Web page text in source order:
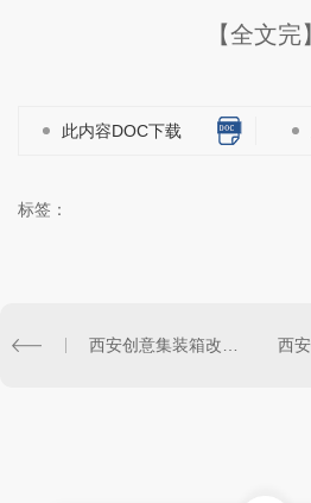
【全文完】
此内容DOC下载
标签：